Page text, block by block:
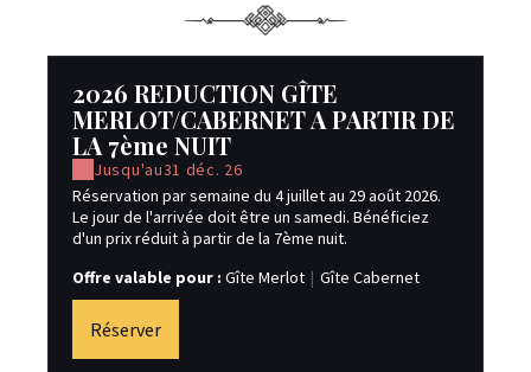
2026 REDUCTION GÎTE
MERLOT/CABERNET A PARTIR DE
LA 7ème NUIT
Jusqu'au31 déc. 26
Réservation par semaine du 4 juillet au 29 août 2026.
Le jour de l'arrivée doit être un samedi. Bénéficiez
d'un prix réduit à partir de la 7ème nuit.
Offre valable pour : Gîte Merlot | Gîte Cabernet
Réserver